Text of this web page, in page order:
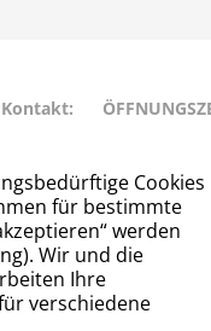
Kontakt:
– 677 88 66
info@hug-
rahlstedt.de
• Freitag:
14:00
Dienstag •
Donnerstag:
– 18:00